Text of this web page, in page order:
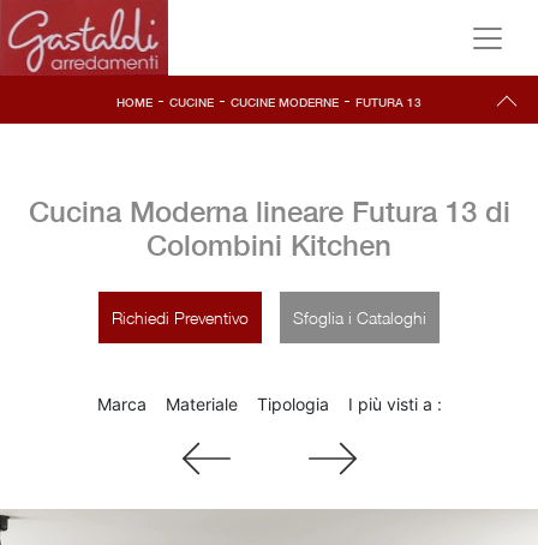
HOME - CUCINE - CUCINE MODERNE - FUTURA 13
Cucina Moderna lineare Futura 13 di
Colombini Kitchen
Richiedi Preventivo Sfoglia i Cataloghi
Marca Materiale Tipologia I più visti a :